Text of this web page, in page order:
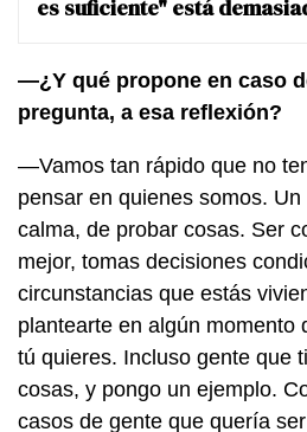
es suficiente" está
—¿Y qué propone en caso
pregunta, a esa reflexión?
—Vamos tan rápido que no
pensar en quienes somos.
calma, de probar cosas. Ser
mejor, tomas decisiones
circunstancias que estás
plantearte en algún momento
tú quieres. Incluso gente que
cosas, y pongo un ejemplo.
casos de gente que quería